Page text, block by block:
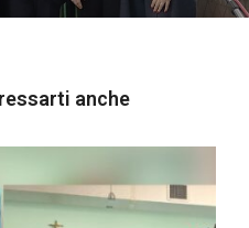
anche